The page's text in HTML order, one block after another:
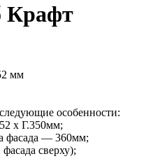
Крафт
мм
особенности:
х Г.350мм;
фасада — 360мм;
сверху);